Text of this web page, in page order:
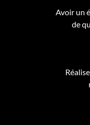
Avoir un
de